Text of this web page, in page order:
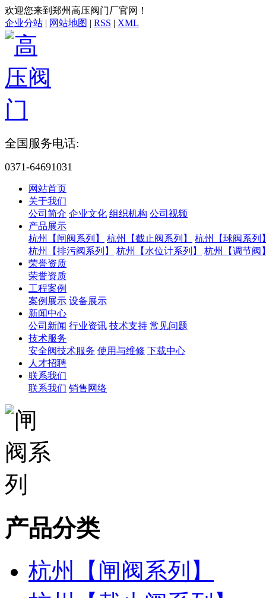
欢迎您来到郑州高压阀门厂官网！
企业分站 | 网站地图 | RSS | XML
全国服务电话:
0371-64691031
网站首页
关于我们
公司简介 企业文化 组织机构 公司视频
产品展示
杭州【闸阀系列】
杭州【截止阀系列】
杭州【球阀系列
杭州【排污阀系列】
杭州【水位计系列】
杭州【调节阀
荣誉资质
荣誉资质
工程案例
案例展示 设备展示
新闻中心
公司新闻 行业资讯 技术支持 常见问题
技术服务
安全阀技术服务 使用与维修 下载中心
人才招聘
联系我们
联系我们 销售网络
产品分类
杭州【闸阀系列】